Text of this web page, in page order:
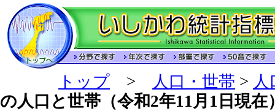
トップ > 人口・世帯 > 人
の人口と世帯（令和2年11月1日現